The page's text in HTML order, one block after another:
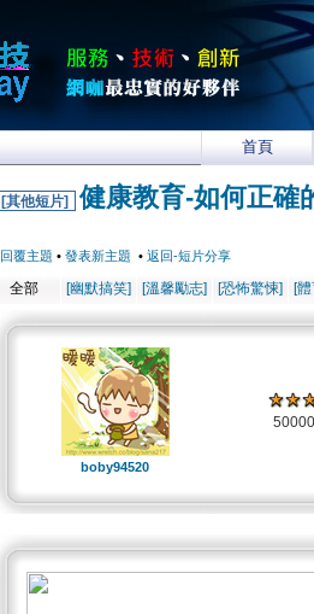
首頁
[其他短片] 健康教育-如何正確
回覆主題 • 發表新主題 • 返回-短片分享
全部 [幽默搞笑] [溫馨勵志] [恐怖驚悚] [
boby94520